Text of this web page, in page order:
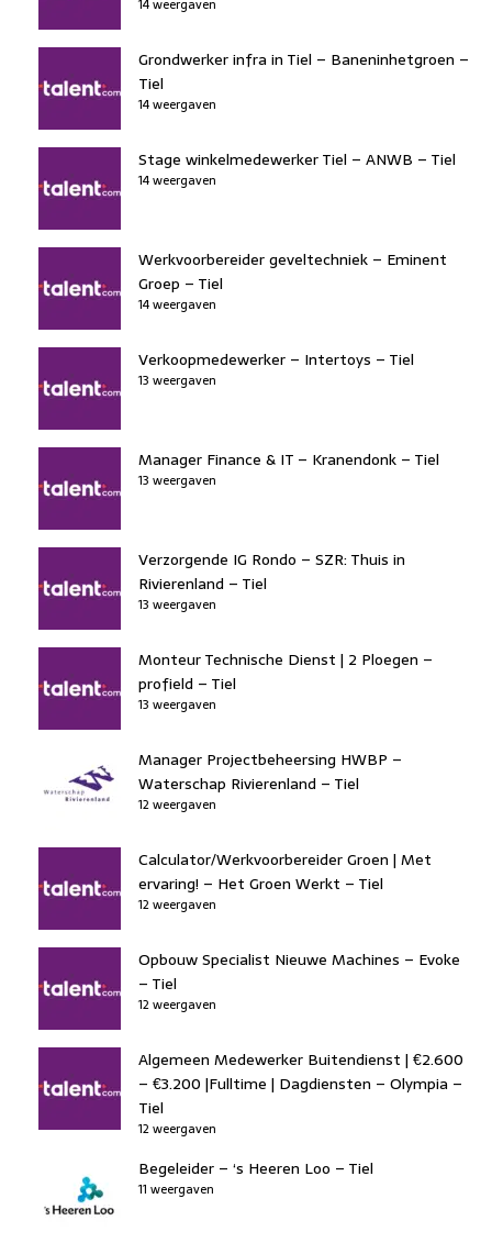
Grondwerker infra in Tiel – Baneninhetgroen –
Tiel
14 weergaven
Stage winkelmedewerker Tiel – ANWB – Tiel
14 weergaven
Werkvoorbereider geveltechniek – Eminent
Groep – Tiel
14 weergaven
Verkoopmedewerker – Intertoys – Tiel
13 weergaven
Manager Finance & IT – Kranendonk – Tiel
13 weergaven
Verzorgende IG Rondo – SZR: Thuis in
Rivierenland – Tiel
13 weergaven
Monteur Technische Dienst | 2 Ploegen –
profield – Tiel
13 weergaven
Manager Projectbeheersing HWBP –
Waterschap Rivierenland – Tiel
12 weergaven
Calculator/Werkvoorbereider Groen | Met
ervaring! – Het Groen Werkt – Tiel
12 weergaven
Opbouw Specialist Nieuwe Machines – Evoke
– Tiel
12 weergaven
Algemeen Medewerker Buitendienst | €2.600
– €3.200 |Fulltime | Dagdiensten – Olympia –
Tiel
12 weergaven
Begeleider – ‘s Heeren Loo – Tiel
11 weergaven